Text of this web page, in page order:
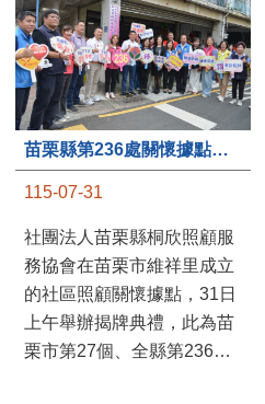
苗栗縣第236處關懷據點在苗栗市維祥里揭牌
115-07-31
社團法人苗栗縣桐欣照顧服
務協會在苗栗市維祥里成立
的社區照顧關懷據點，31日
上午舉辦揭牌典禮，此為苗
栗市第27個、全縣第236處